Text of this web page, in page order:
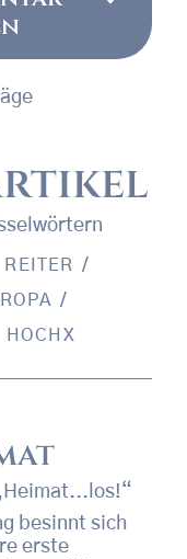
REITER
HOCHX
besinnt sich
erste